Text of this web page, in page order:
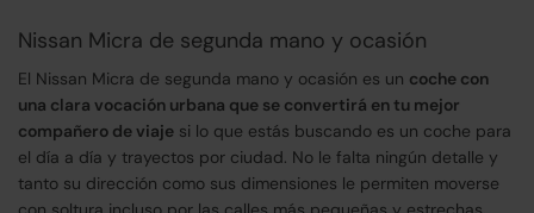
Nissan Micra de segunda mano y ocasión
El Nissan Micra de segunda mano y ocasión es un coche con
una clara vocación urbana que se convertirá en tu mejor
compañero de viaje si lo que estás buscando es un coche para
el día a día y trayectos por ciudad. No le falta ningún detalle y
tanto su dirección como sus dimensiones le permiten moverse